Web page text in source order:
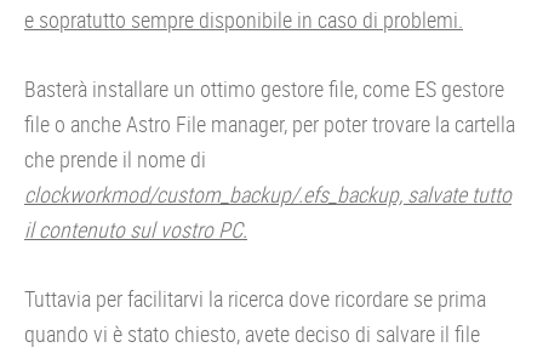
e sopratutto sempre disponibile in caso di problemi.
Basterà installare un ottimo gestore file, come ES gestore
file o anche Astro File manager, per poter trovare la cartella
che prende il nome di
clockworkmod/custom_backup/.efs_backup, salvate tutto
il contenuto sul vostro PC.
Tuttavia per facilitarvi la ricerca dove ricordare se prima
quando vi è stato chiesto, avete deciso di salvare il file